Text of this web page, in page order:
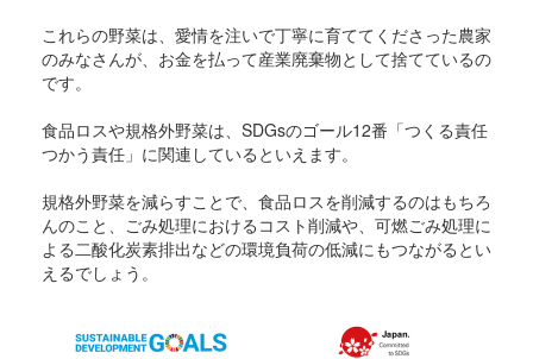
これらの野菜は、愛情を注いで丁寧に育ててくださった農家
のみなさんが、お金を払って産業廃棄物として捨てているの
です。
食品ロスや規格外野菜は、SDGsのゴール12番「つくる責任
つかう責任」に関連しているといえます。
規格外野菜を減らすことで、食品ロスを削減するのはもちろ
んのこと、ごみ処理におけるコスト削減や、可燃ごみ処理に
よる二酸化炭素排出などの環境負荷の低減にもつながるとい
えるでしょう。